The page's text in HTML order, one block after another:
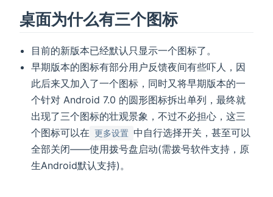
桌面为什么有三个图标
目前的新版本已经默认只显示一个图标了。
早期版本的图标有部分用户反馈夜间有些吓人，因
此后来又加入了一个图标，同时又将早期版本的一
个针对 Android 7.0 的圆形图标拆出单列，最终就
出现了三个图标的壮观景象，不过不必担心，这三
个图标可以在 更多设置 中自行选择开关，甚至可以
全部关闭——使用拨号盘启动(需拨号软件支持，原
生Android默认支持)。